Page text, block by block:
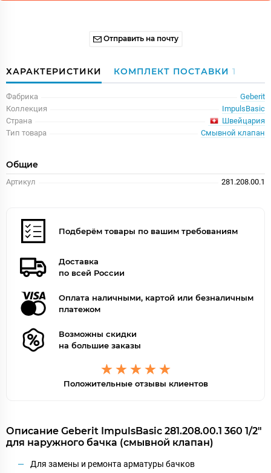
Отправить на почту
ХАРАКТЕРИСТИКИ КОМПЛЕКТ ПОСТАВКИ 1
Фабрика
Geberit
Коллекция
ImpulsBasic
Страна
Швейцария
Тип товара
Смывной клапан
Общие
Артикул 281.208.00.1
Подберём товары по вашим требованиям
Доставка
по всей России
Оплата наличными, картой или безналичным
платежом
Возможны скидки
на большие заказы
Положительные отзывы клиентов
Описание Geberit ImpulsBasic 281.208.00.1 360 1/2"
для наружного бачка (смывной клапан)
Для замены и ремонта арматуры бачков